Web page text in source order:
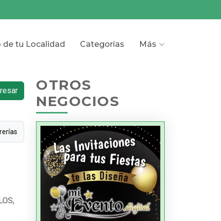
de tu Localidad Categorías Más
OTROS
NEGOCIOS